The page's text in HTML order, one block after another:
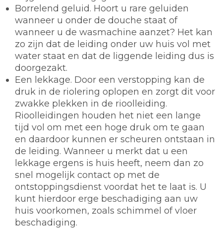
Borrelend geluid. Hoort u rare geluiden
wanneer u onder de douche staat of
wanneer u de wasmachine aanzet? Het kan
zo zijn dat de leiding onder uw huis vol met
water staat en dat de liggende leiding dus is
doorgezakt.
Een lekkage. Door een verstopping kan de
druk in de riolering oplopen en zorgt dit voor
zwakke plekken in de rioolleiding.
Rioolleidingen houden het niet een lange
tijd vol om met een hoge druk om te gaan
en daardoor kunnen er scheuren ontstaan in
de leiding. Wanneer u merkt dat u een
lekkage ergens is huis heeft, neem dan zo
snel mogelijk contact op met de
ontstoppingsdienst voordat het te laat is. U
kunt hierdoor erge beschadiging aan uw
huis voorkomen, zoals schimmel of vloer
beschadiging.